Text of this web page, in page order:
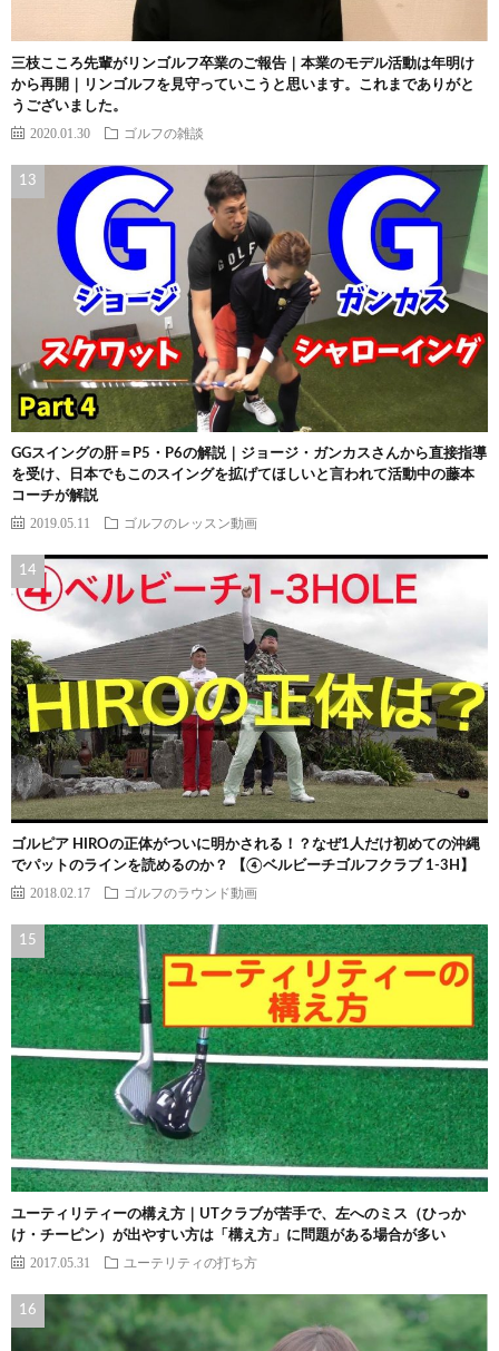
三枝こころ先輩がリンゴルフ卒業のご報告｜本業のモデル活動は年明け
から再開｜リンゴルフを見守っていこうと思います。これまでありがと
うございました。
2020.01.30 ゴルフの雑談
GGスイングの肝＝P5・P6の解説｜ジョージ・ガンカスさんから直接指導
を受け、日本でもこのスイングを拡げてほしいと言われて活動中の藤本
コーチが解説
2019.05.11 ゴルフのレッスン動画
ゴルピア HIROの正体がついに明かされる！？なぜ1人だけ初めての沖縄
でパットのラインを読めるのか？ 【④ベルビーチゴルフクラブ 1-3H】
2018.02.17 ゴルフのラウンド動画
ユーティリティーの構え方｜UTクラブが苦手で、左へのミス（ひっか
け・チーピン）が出やすい方は「構え方」に問題がある場合が多い
2017.05.31 ユーテリティの打ち方